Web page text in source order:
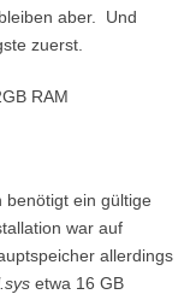
aber. Und
zuerst.
benötigt ein gültige
war auf
allerdings
etwa 16 GB